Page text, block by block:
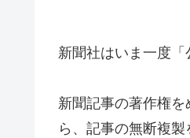
新聞社はいま一度「
新聞記事の著作権
ら、記事の無断複